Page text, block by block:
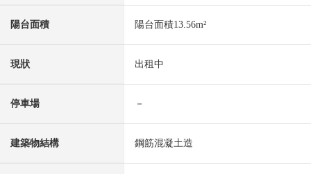
陽台面積 陽台面積13.56m²
現狀 出租中
停車場 －
建築物結構 鋼筋混凝土造